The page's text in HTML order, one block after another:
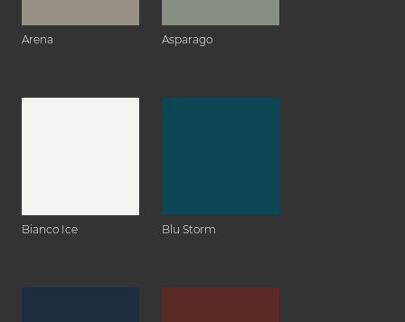
Arena Asparago
Bianco Ice Blu Storm